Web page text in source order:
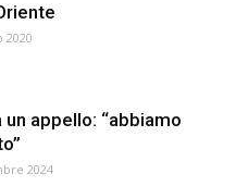
2020
un appello: “abbiamo
2024